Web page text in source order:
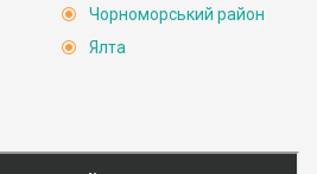
Чорноморський район
Ялта